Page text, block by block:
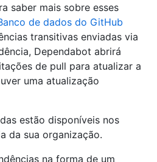
saber mais sobre esses
de dados do GitHub
transitivas enviadas via
Dependabot abrirá
de pull para atualizar a
uma atualização
estão disponíveis nos
da sua organização.
na forma de um